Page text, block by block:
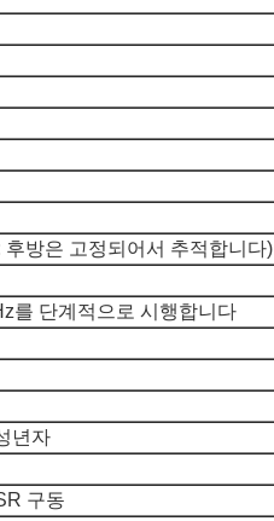
방은 고정되어서 추적합니다)
를 단계적으로 시행합니다
년자
구동